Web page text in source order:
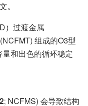
。
(NCFMT) 组成的O3型
和出色的循环稳定
; NCFMS) 会导致结构